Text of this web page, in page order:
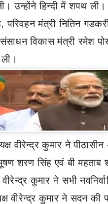
हिन्दी में शपथ ली।
,परिवहन मंत्री नितिन
विकास मंत्री रमेश
वीरेन्द्र कुमार ने
शरण सिंह एवं बी
कुमार ने सभी
वीरेन्द्र कुमार ने सदन की